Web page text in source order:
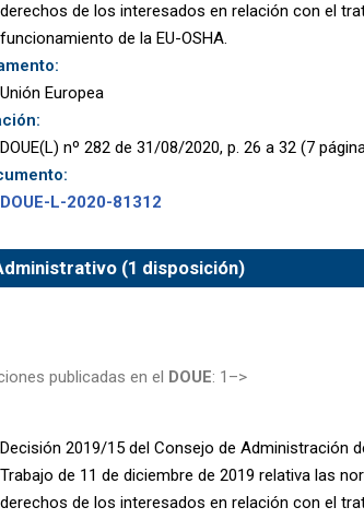
derechos de los interesados en relación con el
funcionamiento de la EU-OSHA.
Unión Europea
DOUE(L) nº 282 de 31/08/2020, p. 26 a 32 (7
DOUE-L-2020-81312
(1 disposición)
publicadas en el DOUE: 1–>
Decisión 2019/15 del Consejo de Administración
Trabajo de 11 de diciembre de 2019 relativa las
derechos de los interesados en relación con el